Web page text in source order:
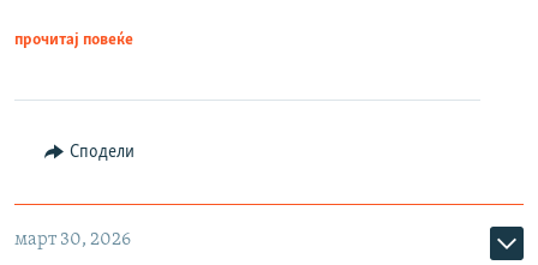
прочитај повеќе
Сподели
март 30, 2026